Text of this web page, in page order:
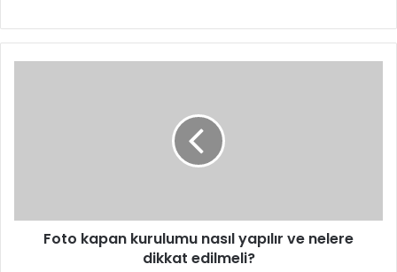
edilmeli?
Foto kapan kurulumu nasıl yapılır ve nelere
dikkat edilmeli?